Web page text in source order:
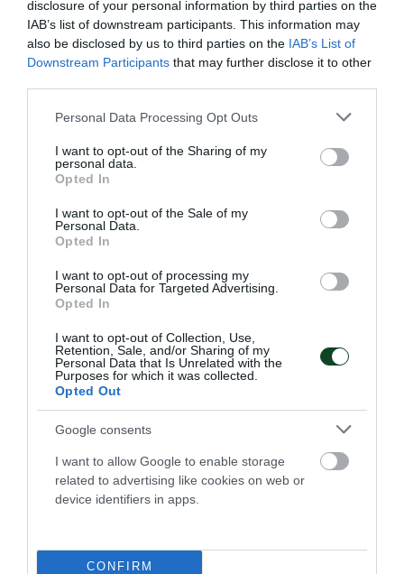
disclosure of your personal information by third parties on the
IAB’s list of downstream participants. This information may
also be disclosed by us to third parties on the IAB’s List of
Downstream Participants that may further disclose it to other
Please note that this website/app uses one or more Google
not limited to your visit or usage behaviour. You may click to
grant or deny consent to Google and its third-party tags to
use your data for below specified purposes in below Google
consent section.
Personal Data Processing Opt Outs
I want to opt-out of the Sharing of my
personal data.
Opted In
I want to opt-out of the Sale of my
Personal Data.
Opted In
I want to opt-out of processing my
Personal Data for Targeted Advertising.
Opted In
I want to opt-out of Collection, Use,
Retention, Sale, and/or Sharing of my
Personal Data that Is Unrelated with the
Purposes for which it was collected.
Opted Out
Google consents
I want to allow Google to enable storage
related to advertising like cookies on web or
device identifiers in apps.
CONFIRM
Τα φιλικά του βόλεϊ γυναικών
Ο Παναθηναϊκός θα πάρει μέρος, μεταξύ άλλων, σε δύο
τουρνουά στην Ιταλία